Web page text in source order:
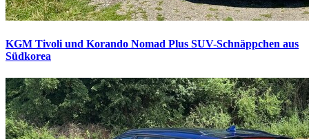
KGM Tivoli und Korando Nomad Plus SUV-Schnäppchen aus
Südkorea